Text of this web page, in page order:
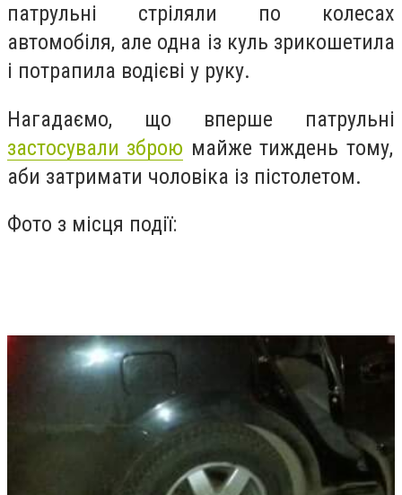
патрульні стріляли по колесах
автомобіля, але одна із куль зрикошетила
і потрапила водієві у руку.
Нагадаємо, що вперше патрульні
застосували зброю майже тиждень тому,
аби затримати чоловіка із пістолетом.
Фото з місця події: